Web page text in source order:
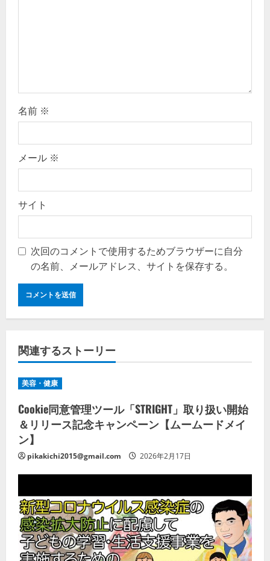
名前 ※
メール ※
サイト
次回のコメントで使用するためブラウザーに自分
の名前、メールアドレス、サイトを保存する。
関連するストーリー
美容・健康
Cookie同意管理ツール「STRIGHT」取り扱い開始
＆リリース記念キャンペーン【ムームードメイ
ン】
pikakichi2015@gmail.com 2026年2月17日